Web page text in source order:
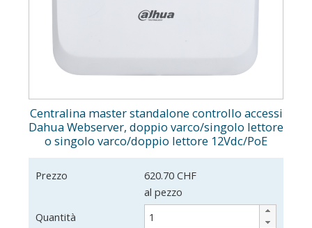
Centralina master standalone controllo accessi
Dahua Webserver, doppio varco/singolo lettore
o singolo varco/doppio lettore 12Vdc/PoE
Prezzo
620.70 CHF
al pezzo
Quantità